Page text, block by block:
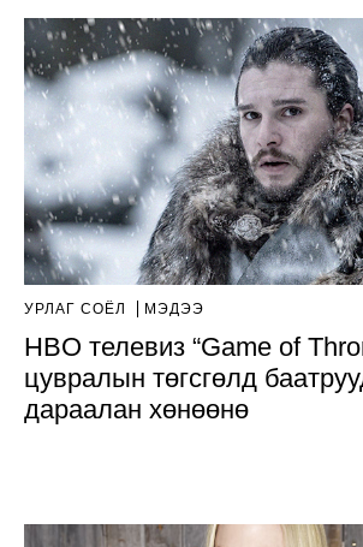
УРЛАГ СОЁЛ МЭДЭЭ
HBO телевиз “Game of
цувралын төгсгөлд
дараалан хөнөөнө